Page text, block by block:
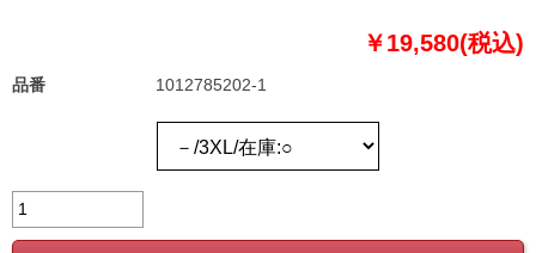
￥19,580(税込)
品番 1012785202-1